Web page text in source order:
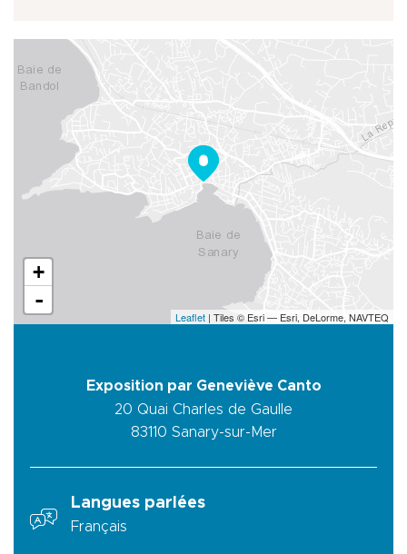
+
-
Leaflet | Tiles © Esri — Esri, DeLorme, NAVTEQ
Exposition par Geneviève Canto
20 Quai Charles de Gaulle
83110 Sanary-sur-Mer
Langues parlées
Français